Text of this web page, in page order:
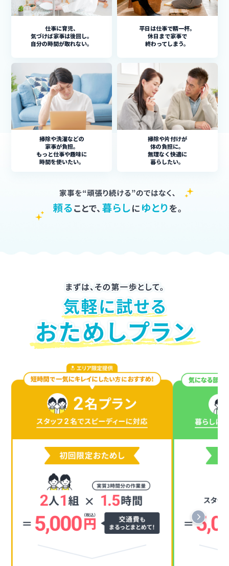
仕事に育児、
気づけば家事は後回し。
自分の時間が取れない。
平日は仕事で精一杯。
休日まで家事で
終わってしまう。
掃除や洗濯などの
家事が負担。
もっと仕事や趣味に
時間を使いたい。
掃除や片付けが
体の負担に。
無理なく快適に
暮らしたい。